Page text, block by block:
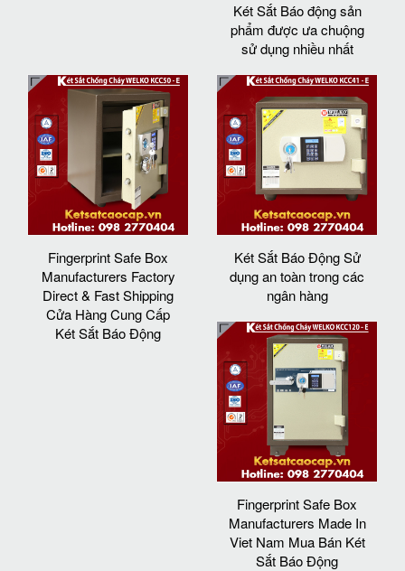
Két Sắt Báo động sản
phẩm được ưa chuộng
sử dụng nhiều nhất
Fingerprint Safe Box
Manufacturers Factory
Direct & Fast Shipping
Cửa Hàng Cung Cấp
Két Sắt Báo Động
Két Sắt Báo Động Sử
dụng an toàn trong các
ngân hàng
Fingerprint Safe Box
Manufacturers Made In
Viet Nam Mua Bán Két
Sắt Báo Động